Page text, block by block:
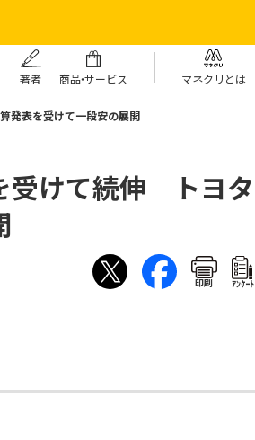
著者 商品・サービス マネクリとは
発表を受けて一段安の展開
受けて続伸 トヨタ
印刷 ｱﾝｹｰﾄ